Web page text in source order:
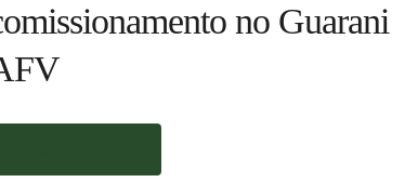
no Guarani